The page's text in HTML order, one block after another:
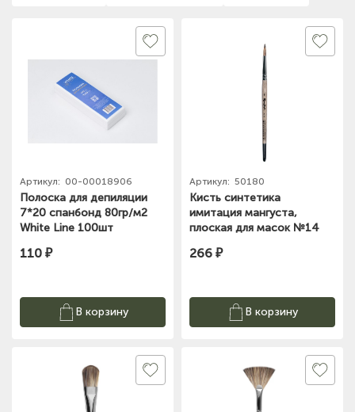
Артикул: 00-00018906
Полоска для депиляции
7*20 спанбонд 80гр/м2
White Line 100шт
110 ₽
В корзину
Артикул: 50180
Кисть синтетика
имитация мангуста,
плоская для масок №14
266 ₽
В корзину